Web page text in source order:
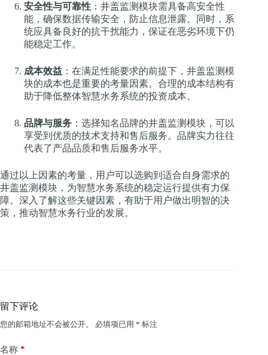
安全性与可靠性 ：井盖监测模块需具备高安全性
能，确保数据传输安全，防止信息泄露。同时，系
统应具备良好的抗干扰能力，保证在恶劣环境下仍
能稳定工作。
成本效益 ：在满足性能要求的前提下，井盖监测模
块的成本也是重要的考量因素。合理的成本结构有
助于降低整体智慧水务系统的投资成本。
品牌与服务 ：选择知名品牌的井盖监测模块，可以
享受到优质的技术支持和售后服务。品牌实力往往
代表了产品品质和售后服务水平。
通过以上因素的考量，用户可以选购到适合自身需求的
井盖监测模块，为智慧水务系统的稳定运行提供有力保
障。深入了解这些关键因素，有助于用户做出明智的决
策，推动智慧水务行业的发展。
留下评论
您的邮箱地址不会被公开。 必填项已用 * 标注
名称 *